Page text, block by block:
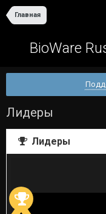
Главная
BioWare
Лидеры
Лидеры